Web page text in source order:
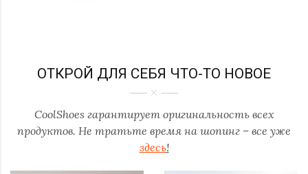
ОТКРОЙ ДЛЯ СЕБЯ ЧТО-ТО НОВОЕ
CoolShoes гарантирует оригинальность всех
продуктов. Не тратьте время на шопинг – все уже
здесь!